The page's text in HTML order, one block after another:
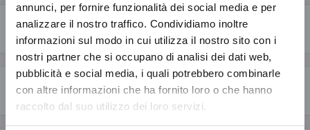
annunci, per fornire funzionalità dei social media e per
analizzare il nostro traffico. Condividiamo inoltre
informazioni sul modo in cui utilizza il nostro sito con i
nostri partner che si occupano di analisi dei dati web,
pubblicità e social media, i quali potrebbero combinarle
con altre informazioni che ha fornito loro o che hanno
raccolto dal suo utilizzo dei loro servizi.
Descrizione
CARATTERISTICHE GENERALI
Minibar ad assorbimento. Dal design elegante, capace di garantire il
silenzio più assoluto unitamente a consumi estremamente ridotti,
Perché acquistare da Mobilmarket